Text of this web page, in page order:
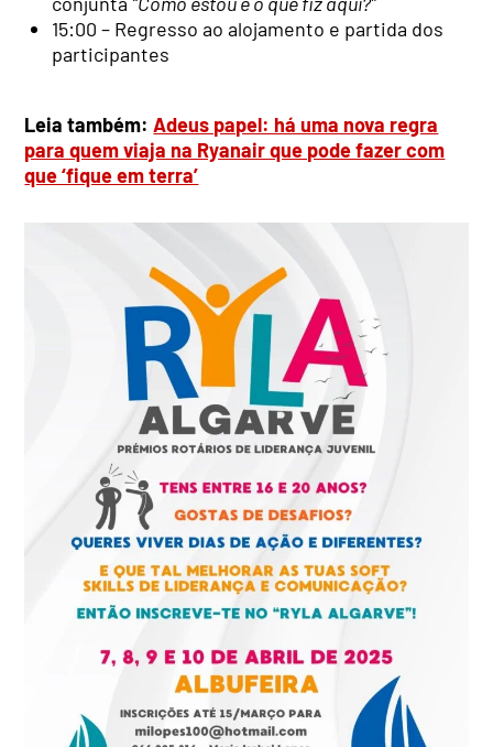
15:00 – Regresso ao alojamento e partida dos
participantes
Leia também:Adeus papel: há uma nova regra
para quem viaja na Ryanair que pode fazer com
que ‘fique em terra’